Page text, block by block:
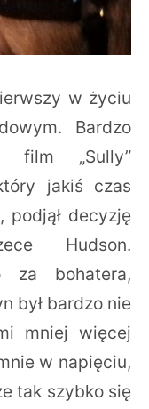
w życiu
Bardzo
film „Sully”
jakiś czas
podjął decyzję
Hudson.
za bohatera,
był bardzo nie
mniej więcej
w napięciu,
tak szybko się